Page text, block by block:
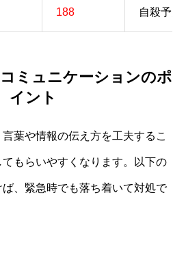
188 自殺予
ミュニケーションのポ
イント
葉や情報の伝え方を工夫するこ
もらいやすくなります。以下の
、緊急時でも落ち着いて対処で